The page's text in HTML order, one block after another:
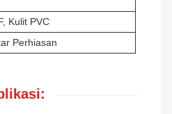
Kulit PVC
Perhiasan